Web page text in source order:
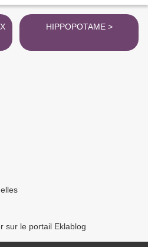
HIPPOPOTAME >
sur le portail Eklablog